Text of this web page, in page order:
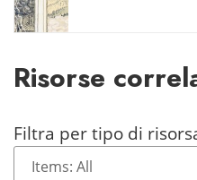
Risorse
Filtra per tipo di